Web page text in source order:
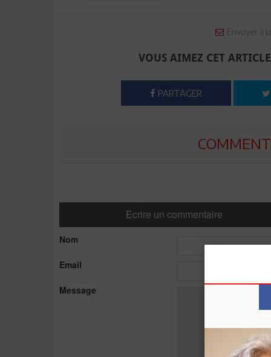
Envoyer à
VOUS AIMEZ CET
PARTAGER
Ecrire un commentaire
Nom
Email
Message